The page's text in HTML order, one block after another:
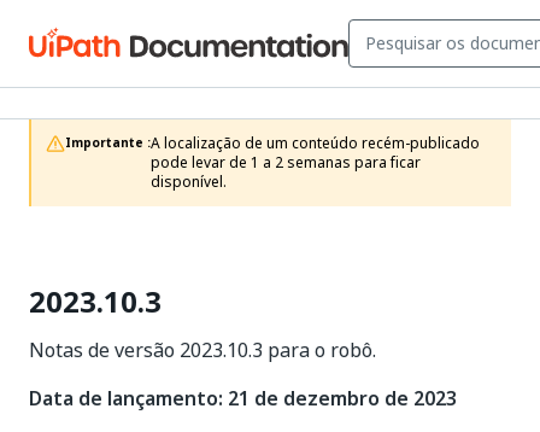
Importante :A localização de um conteúdo recém-publicado
pode levar de 1 a 2 semanas para ficar
disponível.
2023.10.3
Notas de versão 2023.10.3 para o robô.
Data de lançamento: 21 de dezembro de 2023